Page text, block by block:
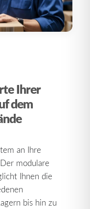
Ihrer
dem
an Ihre
modulare
Ihnen die
bis hin zu